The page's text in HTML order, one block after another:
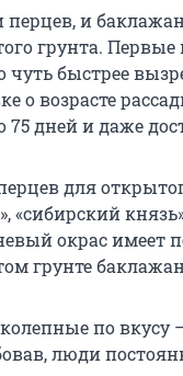
перцев, и
грунта.
чуть быстрее
о возрасте
75 дней и даже
для
«сибирский
окрас имеет
грунте
по вкусу
люди